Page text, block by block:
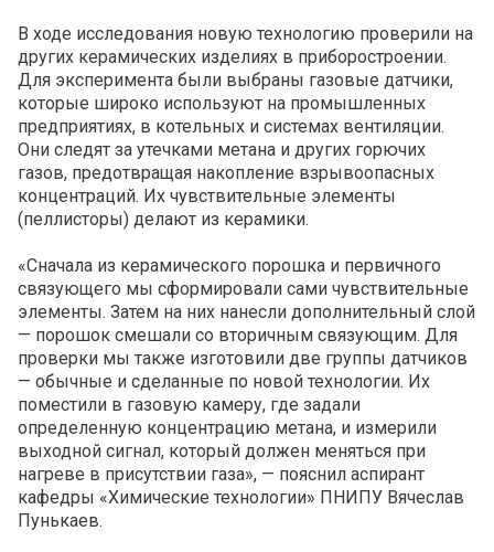
В ходе исследования новую технологию проверили на
других керамических изделиях в приборостроении.
Для эксперимента были выбраны газовые датчики,
которые широко используют на промышленных
предприятиях, в котельных и системах вентиляции.
Они следят за утечками метана и других горючих
газов, предотвращая накопление взрывоопасных
концентраций. Их чувствительные элементы
(пеллисторы) делают из керамики.
«Сначала из керамического порошка и первичного
связующего мы сформировали сами чувствительные
элементы. Затем на них нанесли дополнительный слой
— порошок смешали со вторичным связующим. Для
проверки мы также изготовили две группы датчиков
— обычные и сделанные по новой технологии. Их
поместили в газовую камеру, где задали
определенную концентрацию метана, и измерили
выходной сигнал, который должен меняться при
нагреве в присутствии газа», — пояснил аспирант
кафедры «Химические технологии» ПНИПУ Вячеслав
Пунькаев.